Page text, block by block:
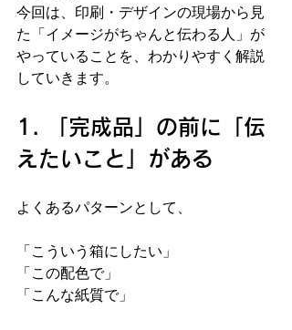
今回は、印刷・デザインの現場から見
た「イメージがちゃんと伝わる人」が
やっていることを、わかりやすく解説
していきます。
1. 「完成品」の前に「伝
えたいこと」がある
よくあるパターンとして、
「こういう箱にしたい」
「この配色で」
「こんな紙質で」